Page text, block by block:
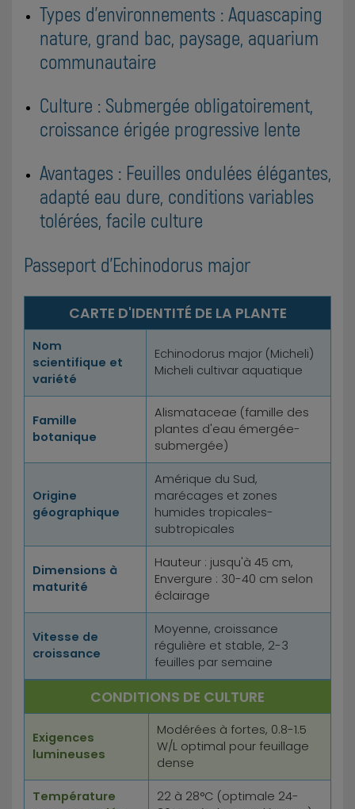
Types d'environnements : Aquascaping
nature, grand bac, paysage, aquarium
communautaire
Culture : Submergée obligatoirement,
croissance érigée progressive lente
Avantages : Feuilles ondulées élégantes,
adapté eau dure, conditions variables
tolérées, facile culture
Passeport d'Echinodorus major
CARTE D'IDENTITÉ DE LA PLANTE
Nom
scientifique et
variété
Echinodorus major (Micheli)
Micheli cultivar aquatique
Famille
botanique
Alismataceae (famille des
plantes d'eau émergée-
submergée)
Origine
géographique
Amérique du Sud,
marécages et zones
humides tropicales-
subtropicales
Dimensions à
maturité
Hauteur : jusqu'à 45 cm,
Envergure : 30-40 cm selon
éclairage
Vitesse de
croissance
Moyenne, croissance
régulière et stable, 2-3
feuilles par semaine
CONDITIONS DE CULTURE
Exigences
lumineuses
Modérées à fortes, 0.8-1.5
W/L optimal pour feuillage
dense
Température
22 à 28°C (optimale 24-